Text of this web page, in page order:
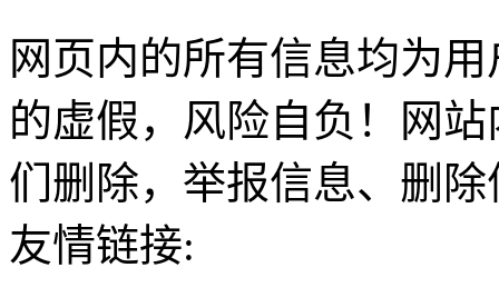
网页内的所有信息均为
的虚假，风险自负！网
们删除，举报信息、删
友情链接: